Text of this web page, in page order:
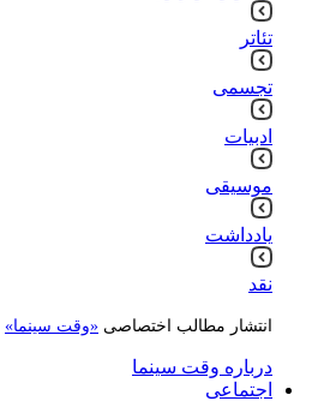
تئاتر
تجسمی
ادبیات
موسیقی
یادداشت
نقد
انتشار مطالب اختصاصی «وقت سینما»
درباره وقت سینما
اجتماعی